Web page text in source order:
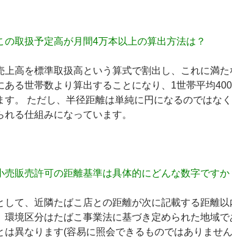
の取扱予定高が月間4万本以上の算出方法は？
上高を標準取扱高という算式で割出し、これに満
ある世帯数より算出することになり、 1世帯平均
す。 ただし、半径距離は単純に円になるのではな
れる仕組みになっています。
売販売許可の距離基準は具体的にどんな数字ですか
して、近隣たばこ店との距離が次に記載する距離
環境区分はたばこ事業法に基づき定められた地域
は異なります(容易に照会できるものではありません